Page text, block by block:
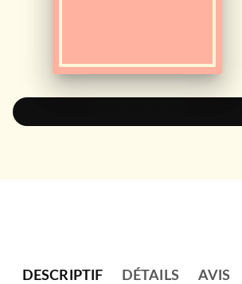
DESCRIPTIF DÉTAILS AVIS